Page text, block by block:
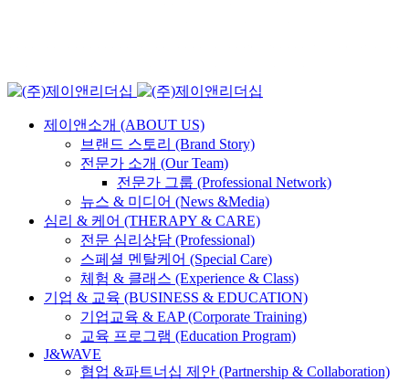
제이앤소개 (ABOUT US)
브랜드 스토리 (Brand Story)
전문가 소개 (Our Team)
전문가 그룹 (Professional Network)
뉴스 & 미디어 (News &Media)
심리 & 케어 (THERAPY & CARE)
전문 심리상담 (Professional)
스페셜 멘탈케어 (Special Care)
체험 & 클래스 (Experience & Class)
기업 & 교육 (BUSINESS & EDUCATION)
기업교육 & EAP (Corporate Training)
교육 프로그램 (Education Program)
J&WAVE
협업 &파트너십 제안 (Partnership & Collaboration)